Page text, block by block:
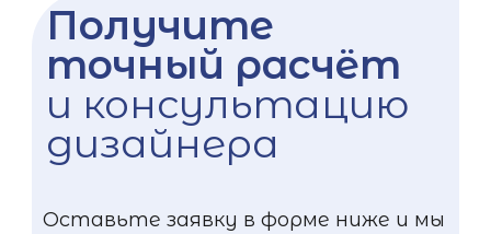
Получите
точный расчёт
и консультацию
дизайнера
Оставьте заявку в форме ниже и мы